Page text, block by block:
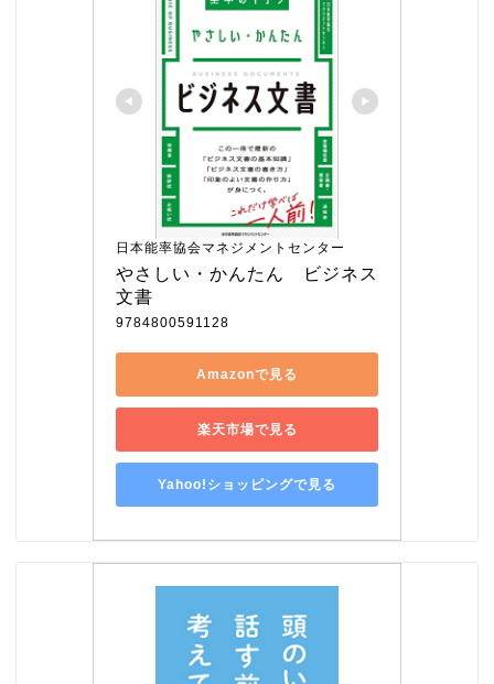
日本能率協会マネジメントセンター
やさしい・かんたん　ビジネス
文書
9784800591128
Amazonで見る
楽天市場で見る
Yahoo!ショッピングで見る